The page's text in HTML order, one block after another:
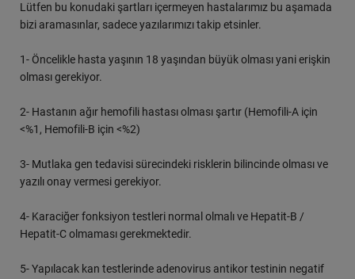
Lütfen bu konudaki şartları içermeyen hastalarımız bu aşamada
bizi aramasınlar, sadece yazılarımızı takip etsinler.
1- Öncelikle hasta yaşının 18 yaşından büyük olması yani erişkin
olması gerekiyor.
2- Hastanın ağır hemofili hastası olması şartır (Hemofili-A için
<%1, Hemofili-B için <%2)
3- Mutlaka gen tedavisi sürecindeki risklerin bilincinde olması ve
yazılı onay vermesi gerekiyor.
4- Karaciğer fonksiyon testleri normal olmalı ve Hepatit-B /
Hepatit-C olmaması gerekmektedir.
5- Yapılacak kan testlerinde adenovirus antikor testinin negatif